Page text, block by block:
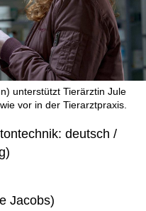
unterstützt Tierärztin Jule
vor in der Tierarztpraxis.
deutsch /
Jacobs)